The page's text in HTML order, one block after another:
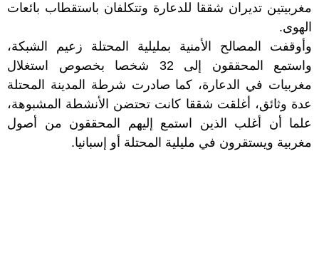
مغربيتين تديران شققا للدعارة وتتكلفان باستقطاب بائعات
الهوى.
وأوقفت المصالح الأمنية بمليلية المحتلة زعيم الشبكة،
واستمع المحققون إلى 32 شخصا بخصوص استغلال
مغربيات في الدعارة، كما صادرت شرطة المدينة المحتلة
عدة وثائق، أغلقت شققا كانت تحتضن الأنشطة المشبوهة،
علما أن أغلب الذين استمع إليهم المحققون من أصول
مغربية ويستقرون في مليلية المحتلة أو إسبانيا.